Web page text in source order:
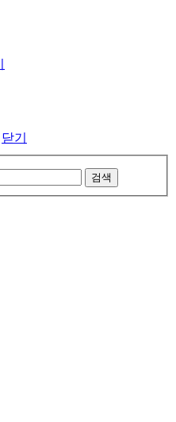
닫기
검색